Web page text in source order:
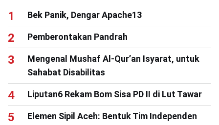
Bek Panik, Dengar Apache13
Pemberontakan Pandrah
Mengenal Mushaf Al-Qur’an Isyarat, untuk
Sahabat Disabilitas
Liputan6 Rekam Bom Sisa PD II di Lut Tawar
Elemen Sipil Aceh: Bentuk Tim Independen